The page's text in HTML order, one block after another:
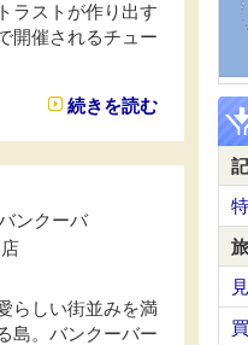
ラストが作り出す
開催されるチュー
続きを読む
ンクーバ
らしい街並みを満
島。バンクーバー